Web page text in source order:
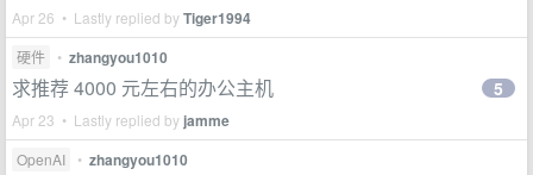
Apr 26 • Lastly replied byTiger1994
硬件 • zhangyou1010
求推荐 4000 元左右的办公主机
Apr 23 • Lastly replied by jamme
5
OpenAI • zhangyou1010